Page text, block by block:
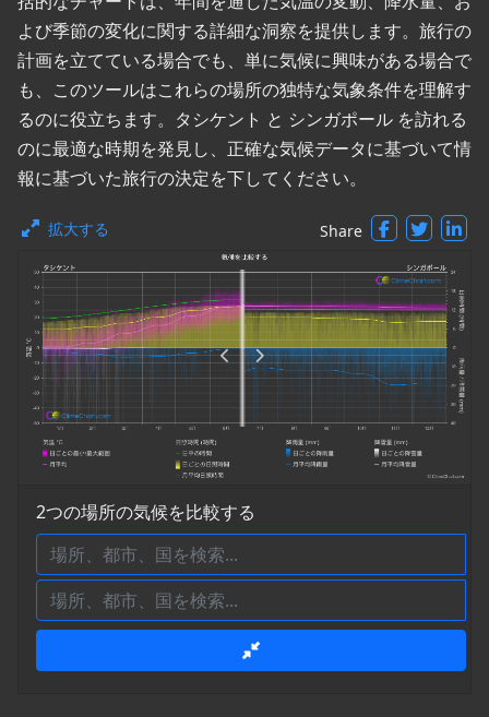
よび季節の変化に関する詳細な洞察を提供します。旅行の
計画を立てている場合でも、単に気候に興味がある場合で
も、このツールはこれらの場所の独特な気象条件を理解す
るのに役立ちます。タシケント と シンガポール を訪れる
のに最適な時期を発見し、正確な気候データに基づいて情
報に基づいた旅行の決定を下してください。
拡大する Share
2つの場所の気候を比較する